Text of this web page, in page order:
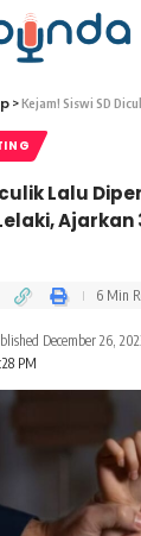
>Kejam! Siswi SD Diculik Lalu Diperkosa
Lalu
Ajarkan
PM
December 26,
6 Min